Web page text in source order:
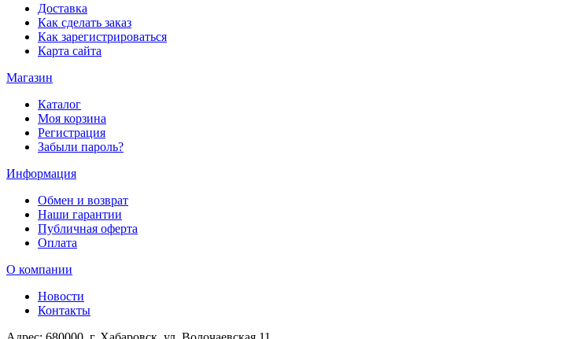
Доставка
Как сделать заказ
Как зарегистрироваться
Карта сайта
Магазин
Каталог
Моя корзина
Регистрация
Забыли пароль?
Информация
Обмен и возврат
Наши гарантии
Публичная оферта
Оплата
О компании
Новости
Контакты